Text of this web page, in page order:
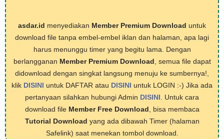
asdar.id menyediakan Member Premium Download untuk
download file tanpa embel-embel iklan dan halaman, apa lagi
harus menunggu timer yang begitu lama. Dengan
berlangganan Member Premium Download , semua file dapat
didownload dengan singkat langsung menuju ke sumbernya!,
klik DISINI untuk DAFTAR atau DISINI untuk LOGIN :-) Jika ada
pertanyaan silahkan hubungi Admin DISINI . Untuk cara
download file Member Free Download , bisa membaca
Tutorial Download yang ada dibawah Timer (halaman
Safelink) saat menekan tombol download.